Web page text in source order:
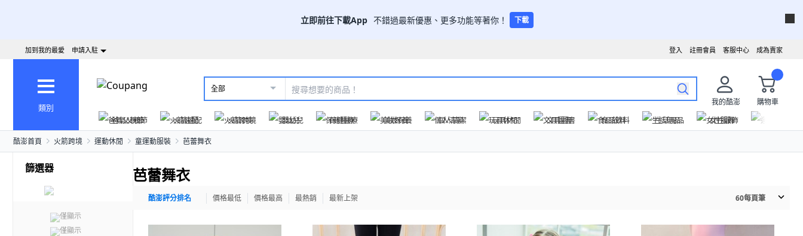
立即前往下載App 不錯過最新優惠、更多功能等著你！ 下載
成為賣家
客服中心
註冊會員
登入
加到我的最愛 申請入駐
類別
全部
我的酷澎
購物車
爸氣父親節
火箭速配 火箭跨境 嬰幼兒 保健醫療 美妝保養 個人清潔 玩具休閒 文具圖書 食品飲料 生活用品 女性服飾
酷澎首頁 火箭跨境 運動休閒 童運動服裝 芭蕾舞衣
篩選器
僅顯示
僅顯示
芭蕾舞衣
酷澎評分排名 價格最低 價格最高 最熱銷 最新上架 60每頁筆